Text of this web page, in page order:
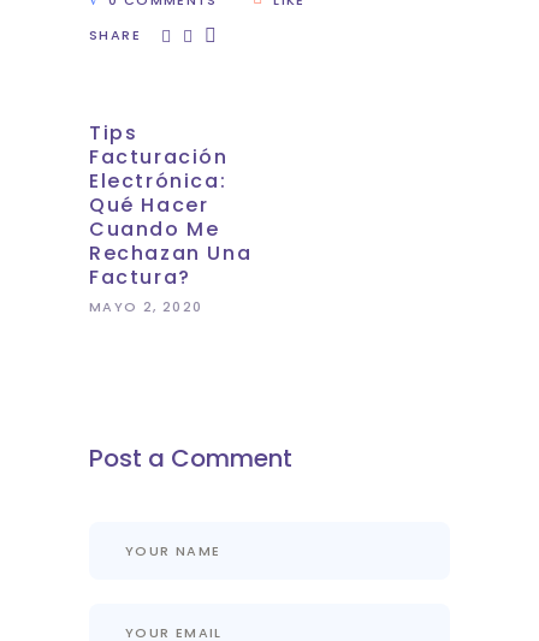
SHARE
Tips
Facturación
Electrónica:
Qué Hacer
Cuando Me
Rechazan Una
Factura?
MAYO 2, 2020
Post a Comment